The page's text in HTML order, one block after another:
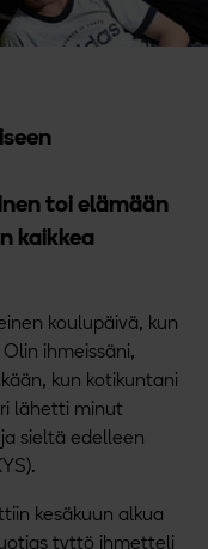
toi elämään
kaikkea
koulupäivä, kun
ihmeissäni,
kun kotikuntani
lähetti minut
sieltä edelleen
kesäkuun alkua
tyttö ihmetteli